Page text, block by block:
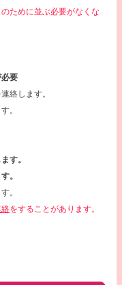
ために並ぶ必要がなくな
要
絡します。
。
す。
。
。
をすることがあります。